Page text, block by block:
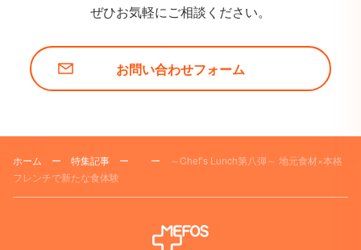
ぜひお気軽にご相談ください。
お問い合わせフォーム
ホーム ー 特集記事 ー ー
～Chef’s Lunch第八弾～ 地元食材×本格
フレンチで新たな食体験